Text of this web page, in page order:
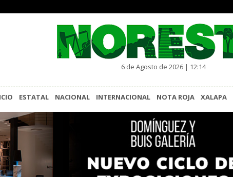
6 de Agosto de 2026 | 12:14
ESTATAL NACIONAL INTERNACIONAL NOTA ROJA XALAPA